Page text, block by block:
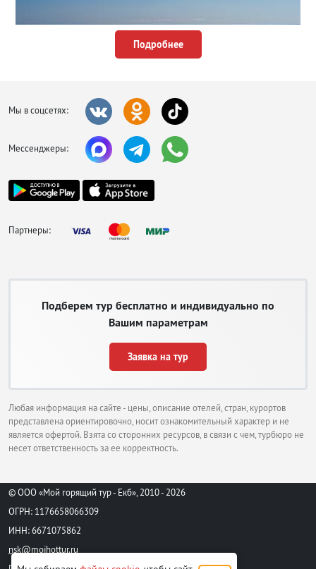
Тунис, Хаммамет
Подробнее
Мы в соцсетях:
Мессенджеры:
Партнеры:
Подберем тур бесплатно и индивидуально по
Вашим параметрам
Заявка на тур
Любая информация на сайте - цены, описание отелей, стран, курортов
представлена ориентировочно, носит ознакомительный характер и не
является офертой. Взята со сторонних ресурсов, в связи с чем, турбюро не
несет ответственность за ее корректность.
© ООО «Мой горящий тур - Екб», 2010 - 2026
ОГРН: 1176658066309
ИНН: 6671075862
nsk@moihottur.ru